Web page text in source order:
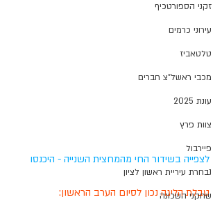
זקני הספורטכיף
עירוני כרמים
טלטאביז
מכבי ראשל"צ חברים
עונת 2025
צוות פרץ
פיירבול
נבחרת עיריית ראשון לציון
שחקני השכונה
לצפייה בשידור החי מהמחצית השנייה - היכנסו
טבלת הליגה נכון לסיום הערב הראשון: